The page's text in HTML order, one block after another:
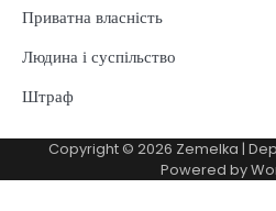
Приватна власність
Людина і суспільство
Штраф
Copyright © 2026 Zemelka |
Powered by